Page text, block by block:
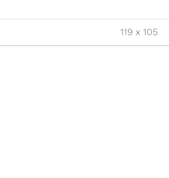
119 x105